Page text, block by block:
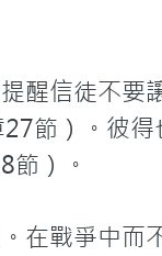
醒信徒不要
節）。彼
節）。
在戰爭中而